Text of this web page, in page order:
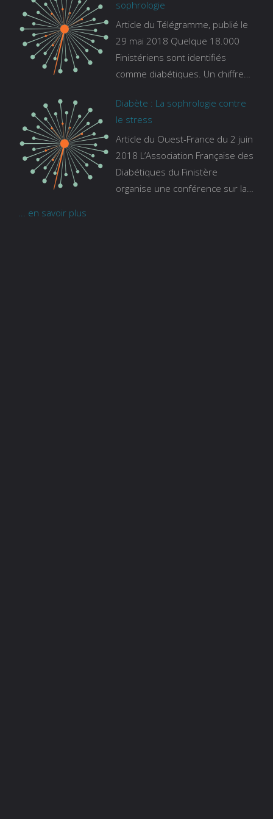
https://www.francebleu.fr/emissi
ons/les-experts/breizh-izel/vos-
questions-sur-le-sommeil
sophrologie
Article du Télégramme, publié le
29 mai 2018 Quelque 18.000
Finistériens sont identifiés
comme diabétiques. Un chiffre
tous ceux qui s’ignorent. « C’est
une pathologie qui continue à
augmenter, souligne Gaïanne
Gazeau, directrice adjointe de la
Caisse primaire d’assurance-
maladie. C’est aussi une
Diabète : La sophrologie contre
le stress
Article du Ouest-France du 2 juin
2018 L’Association Française des
Diabétiques du Finistère
organise une conférence sur la
... en savoir plus